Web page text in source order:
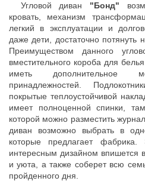
Угловой диван "Бонд"
кровать, механизм
легкий в эксплуатации и
даже дети, достаточно потянуть
Преимуществом данного
вместительного короба для
иметь дополнительное
принадлежностей.
покрытые теплоустойчивой
имеет полноценной спинки,
которой можно разместить
диван возможно выбрать в
которые предлагает
интересным дизайном впишется
и уюта, а также соберет всю
пройденного дня.